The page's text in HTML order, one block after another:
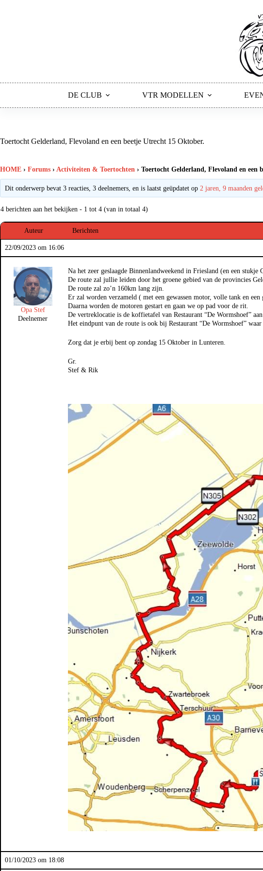
DE CLUB VTR MODELLEN
Toertocht Gelderland, Flevoland en een beetje Utrecht 15 Oktober.
HOME › Forums › Activiteiten & Toertochten › Toertocht Gelderland, Flevoland en een
Dit onderwerp bevat 3 reacties, 3 deelnemers, en is laatst geüpdatet op2 jaren, 9 maanden
4 berichten aan het bekijken - 1 tot 4 (van in totaal 4)
Auteur Berichten
22/09/2023 om 16:06
Opa Stef
Deelnemer
Na het zeer geslaagde Binnenlandweekend in Friesland (en een
De route zal jullie leiden door het groene gebied van de provincies
De route zal zo’n 160km lang zijn.
Er zal worden verzameld ( met een gewassen motor, volle tank en
Daarna worden de motoren gestart en gaan we op pad voor de rit.
De vertreklocatie is de koffietafel van Restaurant “De Wormshoef”
Het eindpunt van de route is ook bij Restaurant “De Wormshoef”
Zorg dat je erbij bent op zondag 15 Oktober in Lunteren.
Gr.
Stef & Rik
01/10/2023 om 18:08